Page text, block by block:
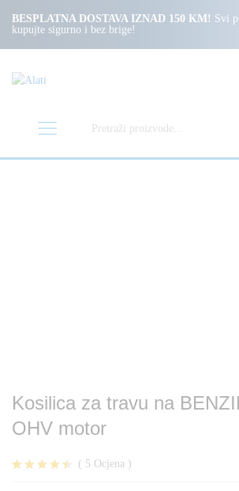
BESPLATNA DOSTAVA IZNAD 150 KM! Svi
kupujte sigurno i bez brige!
Kosilica za travu na
OHV motor
( 5 Ocjena )